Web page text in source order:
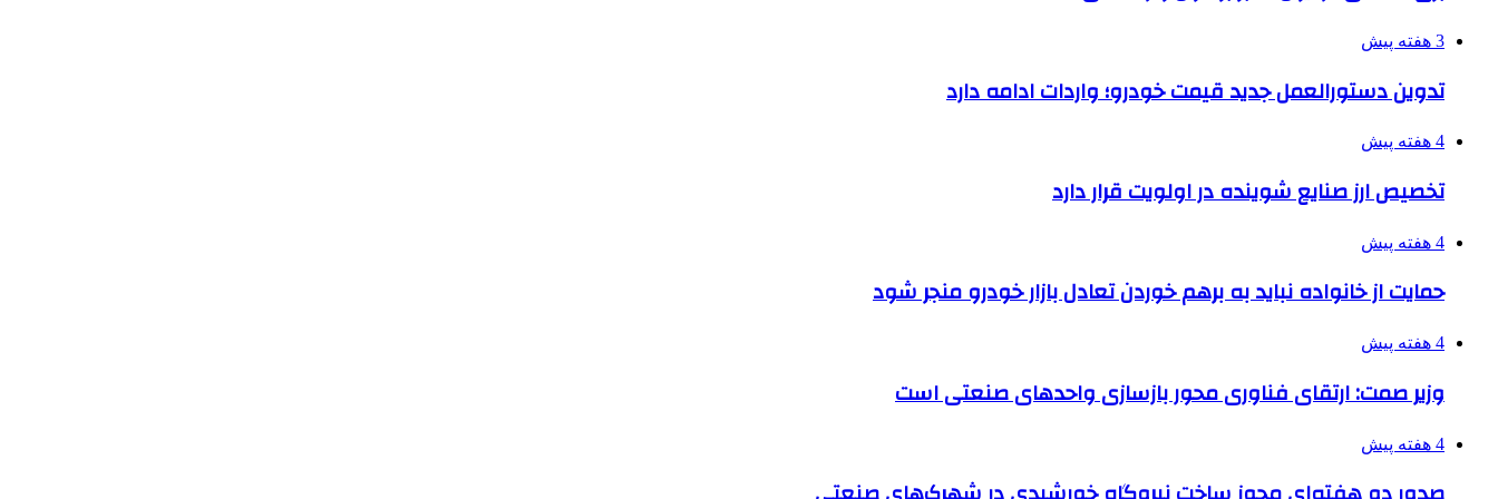
3 هفته پیش
تدوین دستورالعمل جدید قیمت خودرو؛ واردات ادامه دارد
4 هفته پیش
تخصیص ارز صنایع شوینده در اولویت قرار دارد
4 هفته پیش
حمایت از خانواده نباید به برهم خوردن تعادل بازار خودرو منجر شود
4 هفته پیش
وزیر صمت: ارتقای فناوری محور بازسازی واحدهای صنعتی است
4 هفته پیش